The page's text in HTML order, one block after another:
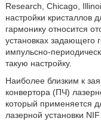
Research, Chicago,
настройки кристаллов
гармонику относится
установках задающего
импульсно-
такую настройку.
Наиболее близким к
конвертора (ПЧ)
который применяется
лазерной установки